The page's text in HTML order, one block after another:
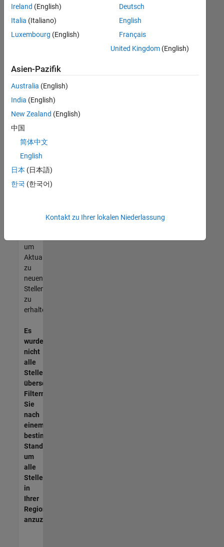
oder
alle
Stellenangebote
anzeigen .
noch
keine
offenen
Stellen
können,
die
Ihren
entsprechen,
werden
unseres
um
Aktualisierungen
zu
neuen
Stellenangeboten
zu
erhalten.
Es
wurden
nicht
alle
Stellen
übersetzt.
Filtern
Sie
nach
einem
bestimmten
Standort,
um
alle
Stellenangebote
in
Ihrer
Region
anzuzeigen.
Ireland (English)
Italia (Italiano)
Luxembourg (English)
Deutsch
English
Français
United Kingdom(English)
Asien-Pazifik
Australia (English)
India (English)
New Zealand (English)
中国
简体中文
English
日本 (日本語)
한국 (한국어)
Kontakt zu Ihrer lokalen Niederlassung